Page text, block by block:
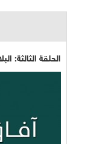
الحلقة الثالثة: